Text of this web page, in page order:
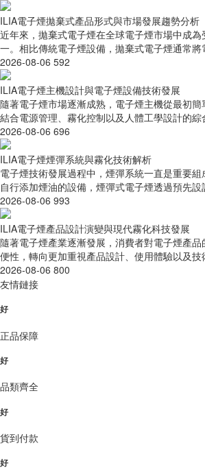
ILIA電子煙拋棄式產品形式與市場發展趨勢分析
近年來，拋棄式電子煙在全球電子煙市場中成
一。相比傳統電子煙設備，拋棄式電子煙通常
2026-08-06 592
ILIA電子煙主機設計與電子煙設備技術發展
隨著電子煙市場逐漸成熟，電子煙主機從最初
結合電源管理、霧化控制以及人體工學設計的綜合
2026-08-06 696
ILIA電子煙煙彈系統與霧化技術解析
電子煙技術發展過程中，煙彈系統一直是重要組
自行添加煙油的設備，煙彈式電子煙透過預先
2026-08-06 993
ILIA電子煙產品設計演變與現代霧化科技發展
隨著電子煙產業逐漸發展，消費者對電子煙
便性，轉向更加重視產品設計、使用體驗以及技
2026-08-06 800
友情鏈接
好
正品保障
好
品類齊全
好
貨到付款
好